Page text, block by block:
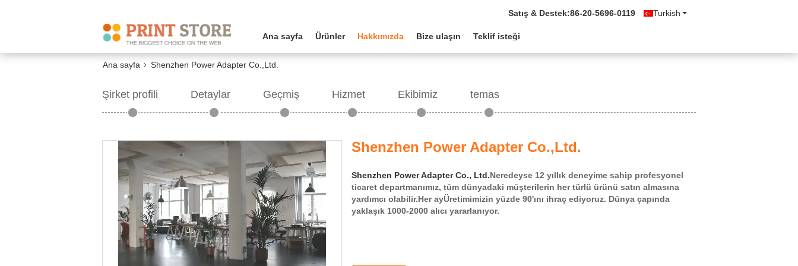
Turkish
Satış & Destek:86-20-5696-0119
Ana sayfa Ürünler Hakkımızda Bize ulaşın Teklif isteği
Ana sayfa Shenzhen Power Adapter Co.,Ltd.
Şirket profili Detaylar Geçmiş Hizmet Ekibimiz temas
Shenzhen Power Adapter Co.,Ltd.
Shenzhen Power Adapter Co., Ltd.Neredeyse 12 yıllık deneyime sahip profesyonel
ticaret departmanımız, tüm dünyadaki müşterilerin her türlü ürünü satın almasına
yardımcı olabilir.Her ayÜretimimizin yüzde 90'ını ihraç ediyoruz. Dünya çapında
yaklaşık 1000-2000 alıcı yararlanıyor.